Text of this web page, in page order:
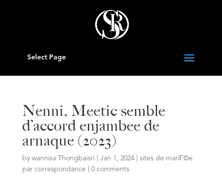
Select Page
Nenni, Meetic semble
d’accord enjambee de
arnaque (2023)
by wannisa Thongbaisri Jan 1, 2024| sites de mariГ©e
par correspondance
0 comments